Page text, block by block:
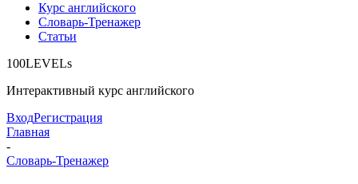
Курс английского
Словарь-Тренажер
Статьи
100LEVELs
Интерактивный курс английского
ВходРегистрация
Главная
-
Словарь-Тренажер